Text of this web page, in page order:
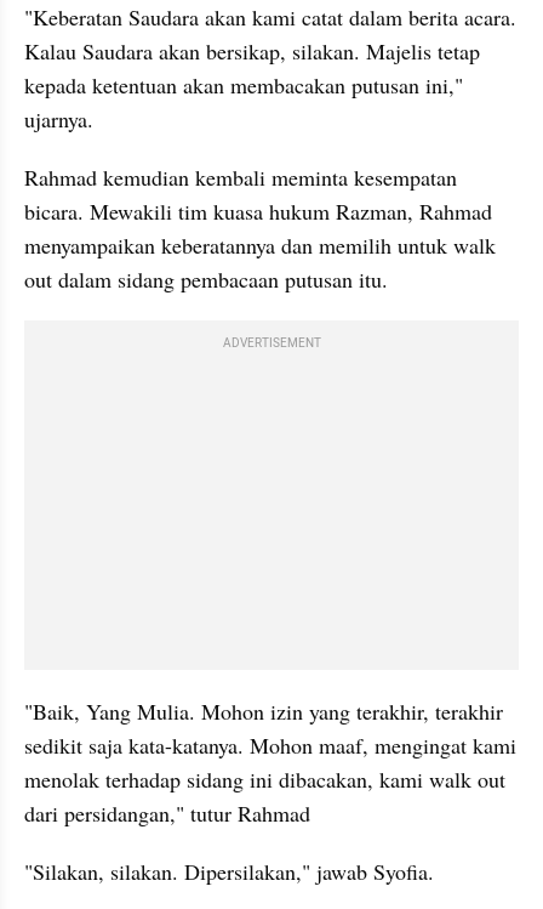
"Keberatan Saudara akan kami catat dalam berita acara.
Kalau Saudara akan bersikap, silakan. Majelis tetap
kepada ketentuan akan membacakan putusan ini,"
ujarnya.
Rahmad kemudian kembali meminta kesempatan
bicara. Mewakili tim kuasa hukum Razman, Rahmad
menyampaikan keberatannya dan memilih untuk walk
out dalam sidang pembacaan putusan itu.
ADVERTISEMENT
"Baik, Yang Mulia. Mohon izin yang terakhir, terakhir
sedikit saja kata-katanya. Mohon maaf, mengingat kami
menolak terhadap sidang ini dibacakan, kami walk out
dari persidangan," tutur Rahmad
"Silakan, silakan. Dipersilakan," jawab Syofia.